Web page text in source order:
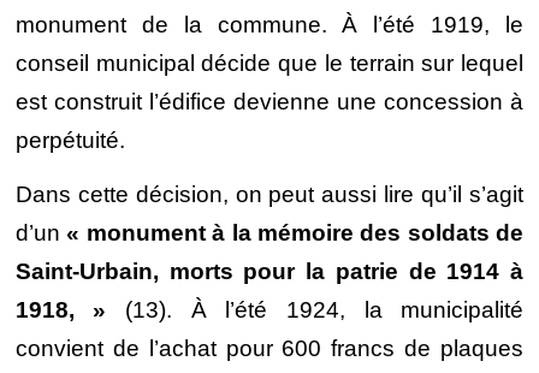
monument de la commune. À l’été 1919, le
conseil municipal décide que le terrain sur lequel
est construit l’édifice devienne une concession à
perpétuité.
Dans cette décision, on peut aussi lire qu’il s’agit
d’un« monument à la mémoire des soldats de
Saint-Urbain, morts pour la patrie de 1914 à
1918, » (13). À l’été 1924, la municipalité
convient de l’achat pour 600 francs de plaques